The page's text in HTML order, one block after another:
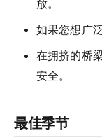
放。
如果您想广
在拥挤的桥
安全。
最佳季节